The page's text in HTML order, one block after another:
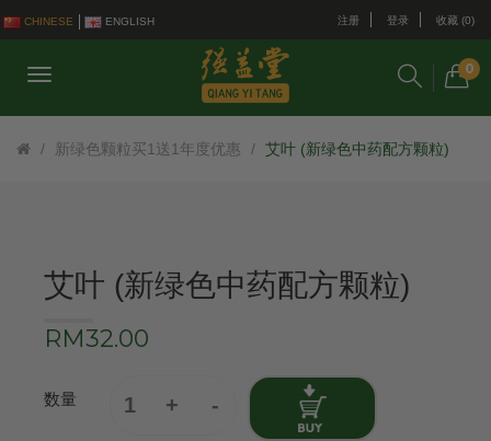
CHINESE ENGLISH 注册 登录 收藏 (0)
0
新绿色颗粒买1送1年度优惠 艾叶 (新绿色中药配方颗粒)
艾叶 (新绿色中药配方颗粒)
RM32.00
数量